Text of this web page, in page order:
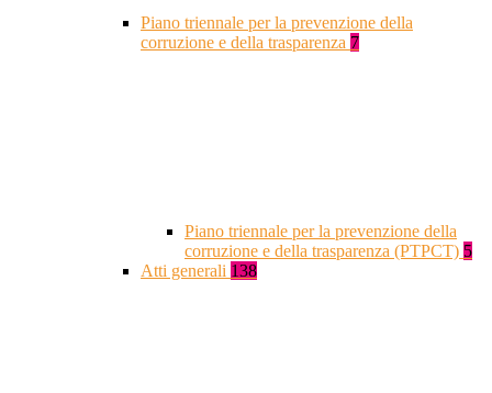
Piano triennale per la prevenzione della
corruzione e della trasparenza 7
Piano triennale per la prevenzione della
corruzione e della trasparenza (PTPCT) 5
Atti generali 138